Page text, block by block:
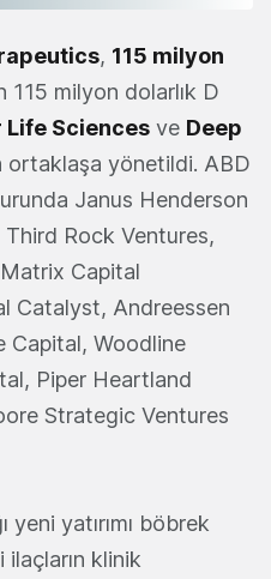
, 115 milyon
115 milyon dolarlık D
Life Sciences ve Deep
ortaklaşa yönetildi. ABD
Janus Henderson
Rock Ventures,
Capital
Catalyst, Andreessen
Capital, Woodline
Piper Heartland
Strategic Ventures
yeni yatırımı böbrek
ilaçların klinik